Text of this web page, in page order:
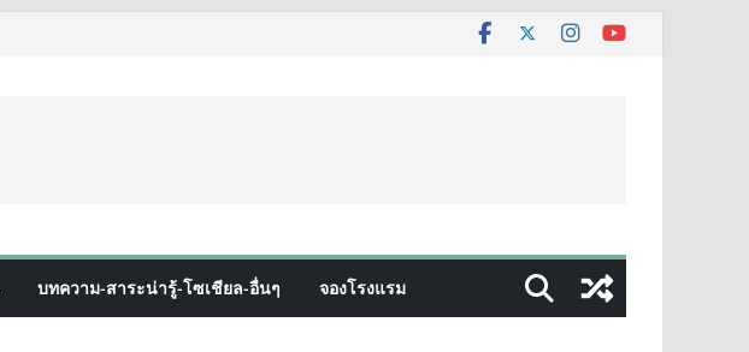
บทความ-สาระน่ารู้-โซเชียล-อื่นๆ จองโรงแรม